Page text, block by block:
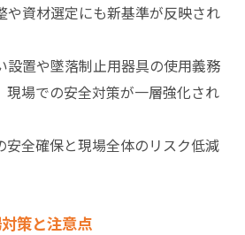
や資材選定にも新基準が反映され
設置や墜落制止用器具の使用義務
現場での安全対策が一層強化され
安全確保と現場全体のリスク低減
策と注意点